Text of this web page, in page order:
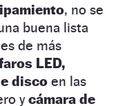
, no se
buena lista
de más
LED,
disco en las
ycámara de